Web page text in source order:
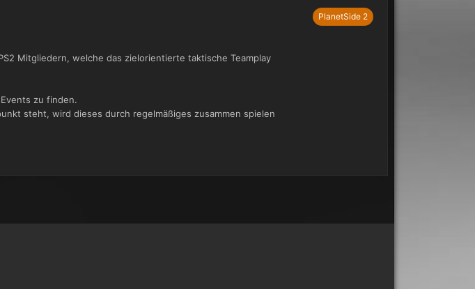
Mitgliedern, welche das zielorientierte taktische Teamplay
zu finden.
steht, wird dieses durch regelmäßiges zusammen spielen
PlanetSide 2